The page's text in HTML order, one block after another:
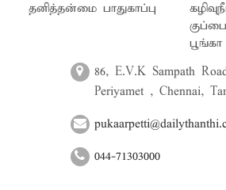
தனித்தன்மை பாதுகாப்பு
குப்பை
பூங்கா
86, E.V.K Sampath
Periyamet , Chennai,
044-71303000